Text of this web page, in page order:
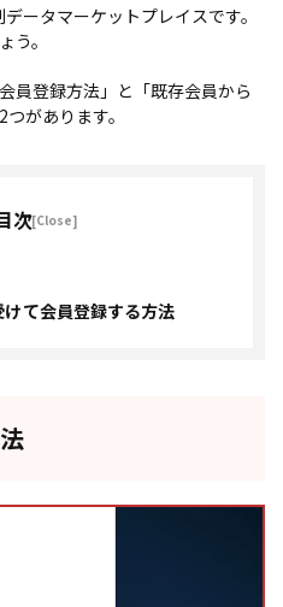
ータマーケットプレイスです。
う。
員登録方法」と「既存会員から
があります。
次
て会員登録する方法